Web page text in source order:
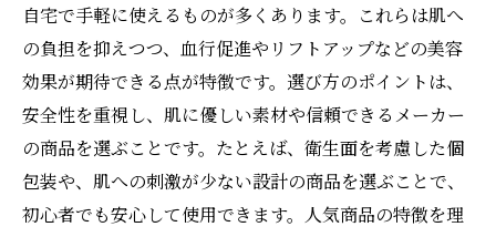
点
美容鍼と美容液の併用で美肌を目指す
自宅で美容鍼を安全に楽しむコツ
美容鍼を自宅で安全に使うポイント
美容鍼の長さや太さの選び方ガイド
刺さない美容鍼で安心セルフケア体験
自宅で手軽に使えるものが多くあります。これらは肌へ
の負担を抑えつつ、血行促進やリフトアップなどの美容
効果が期待できる点が特徴です。選び方のポイントは、
安全性を重視し、肌に優しい素材や信頼できるメーカー
の商品を選ぶことです。たとえば、衛生面を考慮した個
包装や、肌への刺激が少ない設計の商品を選ぶことで、
初心者でも安心して使用できます。人気商品の特徴を理